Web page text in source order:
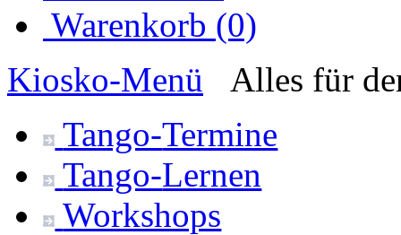
Warenkorb (0)
Kiosko-Menü
Alles für
Tango-Termine
Tango-Lernen
Workshops